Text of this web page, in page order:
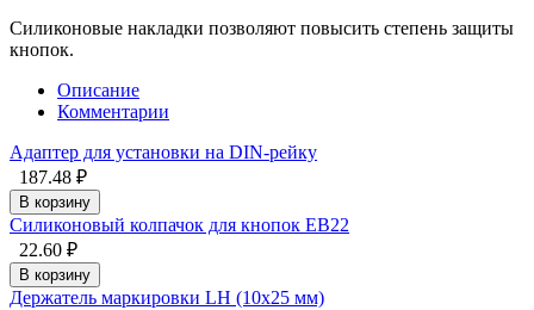
Силиконовые накладки позволяют повысить степень защиты
кнопок.
Описание
Комментарии
Адаптер для установки на DIN-рейку
187.48 ₽
В корзину
Силиконовый колпачок для кнопок EB22
22.60 ₽
В корзину
Держатель маркировки LH (10x25 мм)